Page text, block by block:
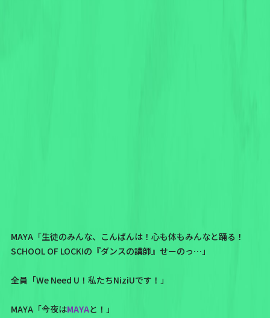
MAYA「生徒のみんな、こんばんは！心も体もみんなと踊る！
SCHOOL OF LOCK!の『ダンスの講師』せーのっ…」
全員「We Need U！私たちNiziUです！」
MAYA「今夜はMAYAと！」